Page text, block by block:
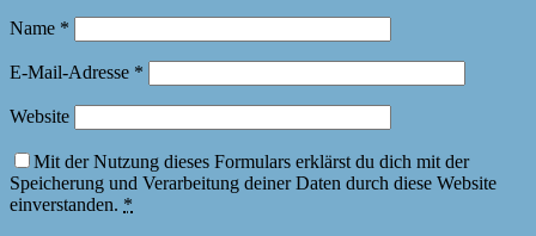
Name *
E-Mail-Adresse *
Website
Mit der Nutzung dieses Formulars erklärst du dich mit der
Speicherung und Verarbeitung deiner Daten durch diese Website
einverstanden. *